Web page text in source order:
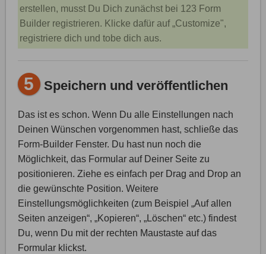
erstellen, musst Du Dich zunächst bei 123 Form
Builder registrieren. Klicke dafür auf „Customize",
registriere dich und tobe dich aus.
5 Speichern und veröffentlichen
Das ist es schon. Wenn Du alle Einstellungen nach
Deinen Wünschen vorgenommen hast, schließe das
Form-Builder Fenster. Du hast nun noch die
Möglichkeit, das Formular auf Deiner Seite zu
positionieren. Ziehe es einfach per Drag and Drop an
die gewünschte Position. Weitere
Einstellungsmöglichkeiten (zum Beispiel „Auf allen
Seiten anzeigen“, „Kopieren“, „Löschen“ etc.) findest
Du, wenn Du mit der rechten Maustaste auf das
Formular klickst.